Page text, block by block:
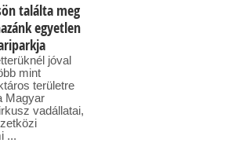
találta meg
egyetlen
jóval
mint
területre
Magyar
vadállatai,
...